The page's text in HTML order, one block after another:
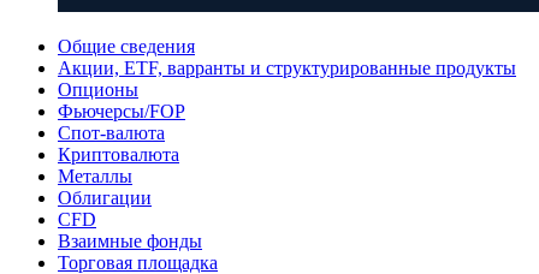
Общие сведения
Акции, ETF, варранты и структурированные продукты
Опционы
Фьючерсы/FOP
Спот-валюта
Криптовалюта
Металлы
Облигации
CFD
Взаимные фонды
Торговая площадка